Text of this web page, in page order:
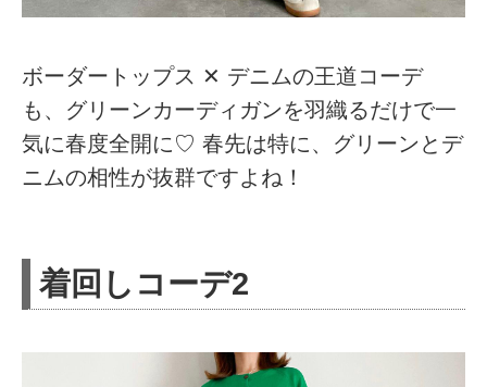
ボーダートップス ✕ デニムの王道コーデ
も、グリーンカーディガンを羽織るだけで一
気に春度全開に♡ 春先は特に、グリーンとデ
ニムの相性が抜群ですよね！
着回しコーデ2